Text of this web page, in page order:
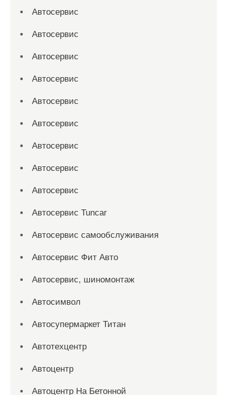
Автосервис
Автосервис
Автосервис
Автосервис
Автосервис
Автосервис
Автосервис
Автосервис
Автосервис
Автосервис Tuncar
Автосервис самообслуживания
Автосервис Фит Авто
Автосервис, шиномонтаж
Автосимвол
Автосупермаркет Титан
Автотехцентр
Автоцентр
Автоцентр На Бетонной